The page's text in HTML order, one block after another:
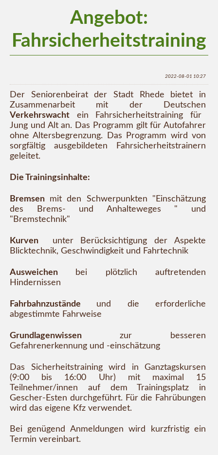
Angebot:
Fahrsicherheitstraining
2022-08-01 10:27
Der Seniorenbeirat der Stadt Rhede bietet in
Zusammenarbeit mit der Deutschen
Verkehrswacht ein Fahrsicherheitstraining für
Jung und Alt an. Das Programm gilt für Autofahrer
ohne Altersbegrenzung. Das Programm wird von
sorgfältig ausgebildeten Fahrsicherheitstrainern
geleitet.
Die Trainingsinhalte:
Bremsen mit den Schwerpunkten "Einschätzung
des Brems- und Anhalteweges " und
"Bremstechnik"
Kurven
unter Berücksichtigung der Aspekte
Blicktechnik, Geschwindigkeit und Fahrtechnik
Ausweichen
bei plötzlich auftretenden
Hindernissen
Fahrbahnzustände und die erforderliche
abgestimmte Fahrweise
Grundlagenwissen zur besseren
Gefahrenerkennung und -einschätzung
Das Sicherheitstraining wird in Ganztagskursen
(9:00 bis 16:00 Uhr) mit maximal 15
Teilnehmer/innen auf dem Trainingsplatz in
Gescher-Esten durchgeführt. Für die Fahrübungen
wird das eigene Kfz verwendet.
Bei genügend Anmeldungen wird kurzfristig ein
Termin vereinbart.